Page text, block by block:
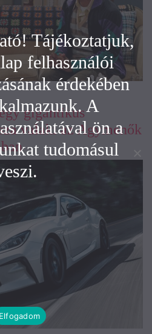
gigantikus
valaki az Agymenők
Tájékoztatjuk,
felhasználói
érdekében
A
ön a
tudomásul
Elfogadom